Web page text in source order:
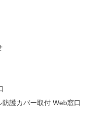
護カバー取付 Web窓口